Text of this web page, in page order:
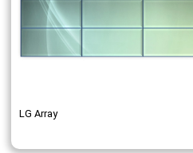
LG Array